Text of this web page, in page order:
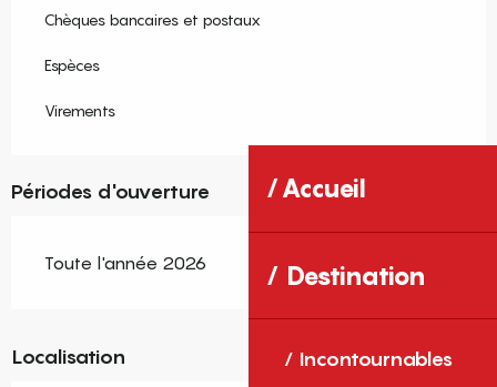
Accueil
Destination
Incontournables
Chèques bancaires et postaux
Espèces
Virements
Périodes d'ouverture
Toute l'année 2026
Localisation